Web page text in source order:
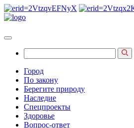
Город
По закону
Берегите природу
Наследие
Спецпроекты
Здоровье
Вопрос-ответ